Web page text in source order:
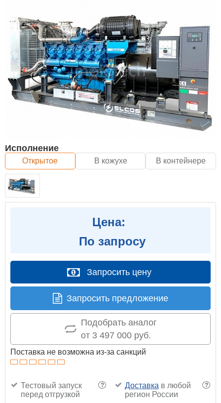
Исполнение
Открытое В кожухе В контейнере
Цена:
По запросу
Запросить цену
Запросить предложение
Подобрать аналог
от 3 497 000 руб.
Поставка не возможна из-за санкций
?
Тестовый запуск
перед отгрузкой
?
Доставка в любой
регион России